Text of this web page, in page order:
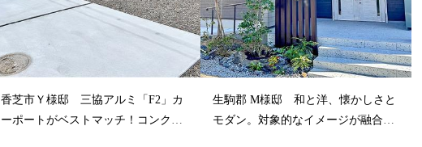
香芝市Ｙ様邸 三協アルミ「F2」カ
ーポートがベストマッチ！コンクリ
生駒郡 M様邸 和と洋、懐かしさと
モダン。対象的なイメージが融合し